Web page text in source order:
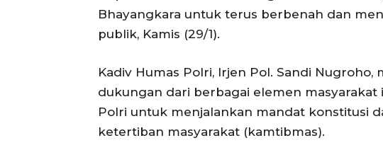
Bhayangkara untuk terus berbenah dan
publik, Kamis (29/1).
​Kadiv Humas Polri, Irjen Pol. Sandi
dukungan dari berbagai elemen
Polri untuk menjalankan mandat konstitusi
ketertiban masyarakat (kamtibmas).